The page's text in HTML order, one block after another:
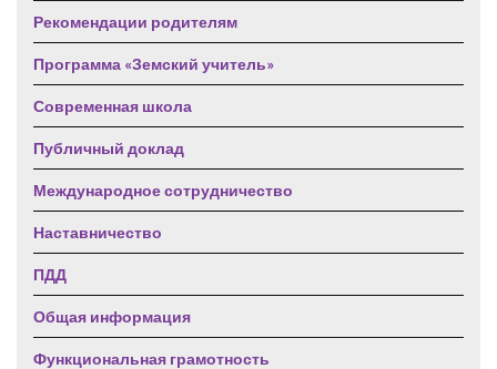
Рекомендации родителям
Программа «Земский учитель»
Современная школа
Публичный доклад
Международное сотрудничество
Наставничество
ПДД
Общая информация
Функциональная грамотность